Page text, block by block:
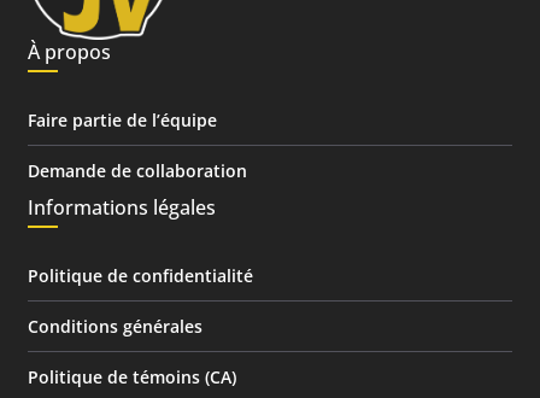
À propos
Faire partie de l’équipe
Demande de collaboration
Informations légales
Politique de confidentialité
Conditions générales
Politique de témoins (CA)